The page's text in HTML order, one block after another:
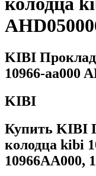
KIBI
10966-aa000
KIBI
Купить KIBI
колодца kibi
10966AA000,